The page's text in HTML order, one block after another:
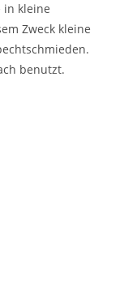
in kleine
Zweck kleine
benutzt.